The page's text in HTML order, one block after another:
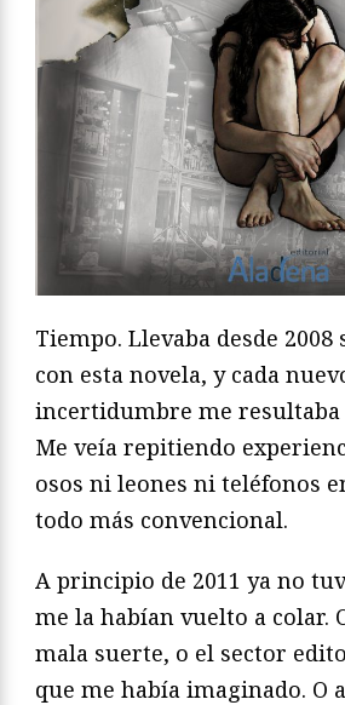
Tiempo. Llevaba desde
con esta novela, y cada
incertidumbre me
Me veía repitiendo
osos ni leones ni teléfonos
todo más convencional.
A principio de 2011 ya no
me la habían vuelto a colar.
mala suerte, o el sector
que me había imaginado. O